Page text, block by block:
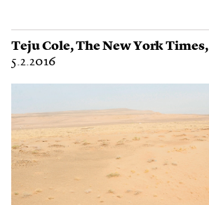
Teju Cole,The New York Times,
5.2.2016